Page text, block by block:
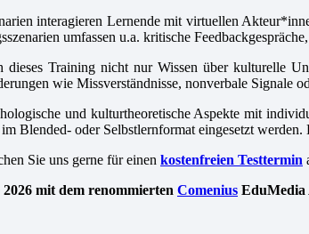
interagieren Lernende mit virtuellen
umfassen u.a. kritische
Training nicht nur Wissen über kulturelle
wie Missverständnisse, nonverbale Signale
und kulturtheoretische Aspekte mit
Blended- oder Selbstlernformat eingesetzt
Sie uns gerne für einen kostenfreien Testtermin
mit dem renommierten Comenius EduMedia